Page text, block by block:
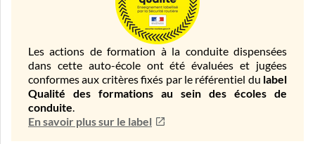
Les actions de formation à la conduite dispensées
dans cette auto-école ont été évaluées et jugées
conformes aux critères fixés par le référentiel du label
Qualité des formations au sein des écoles de
conduite.
En savoir plus sur le label